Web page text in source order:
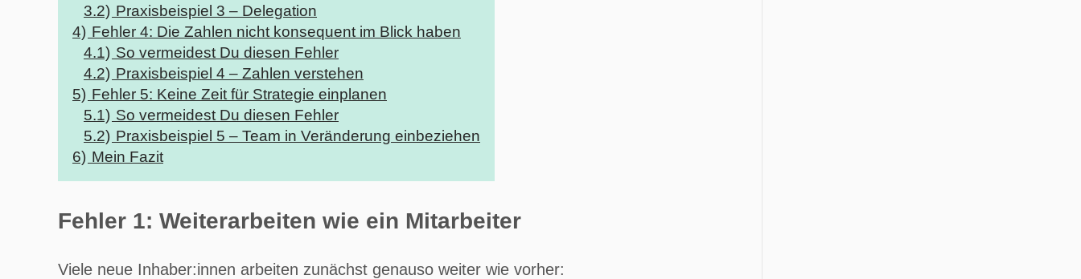
3.2) Praxisbeispiel 3 – Delegation
4) Fehler 4: Die Zahlen nicht konsequent im Blick haben
4.1) So vermeidest Du diesen Fehler
4.2) Praxisbeispiel 4 – Zahlen verstehen
5) Fehler 5: Keine Zeit für Strategie einplanen
5.1) So vermeidest Du diesen Fehler
5.2) Praxisbeispiel 5 – Team in Veränderung einbeziehen
6) Mein Fazit
Fehler 1: Weiterarbeiten wie ein Mitarbeiter
Viele neue Inhaber:innen arbeiten zunächst genauso weiter wie vorher: